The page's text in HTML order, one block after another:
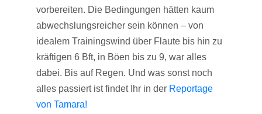
vorbereiten. Die Bedingungen hätten kaum
abwechslungsreicher sein können – von
idealem Trainingswind über Flaute bis hin zu
kräftigen 6 Bft, in Böen bis zu 9, war alles
dabei. Bis auf Regen. Und was sonst noch
alles passiert ist findet Ihr in der Reportage
von Tamara!